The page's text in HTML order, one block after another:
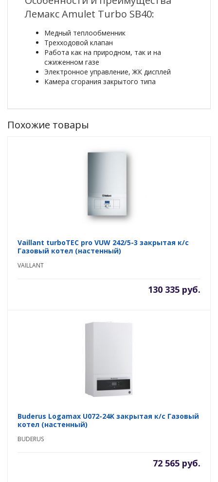
Лемакс Amulet Turbo SB40:
Медный теплообменник
Трехходовой клапан
Работа как на природном, так и на
сжиженном газе
Электронное управление, ЖК дисплей
Камера сгорания закрытого типа
Похожие товары
Vaillant turboTEC pro VUW 242/5-3 закрытая к/с
Газовый котел (настенный)
VAILLANT
130 335 руб.
Buderus Logamax U072-24K закрытая к/с Газовый
котел (настенный)
BUDERUS
72 565 руб.